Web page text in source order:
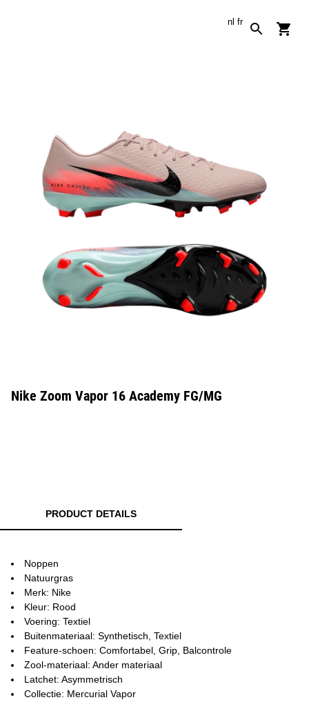
nl fr
Nike Zoom Vapor 16 Academy FG/MG
PRODUCT DETAILS
Noppen
Natuurgras
Merk: Nike
Kleur: Rood
Voering: Textiel
Buitenmateriaal: Synthetisch, Textiel
Feature-schoen: Comfortabel, Grip, Balcontrole
Zool-materiaal: Ander materiaal
Latchet: Asymmetrisch
Collectie: Mercurial Vapor